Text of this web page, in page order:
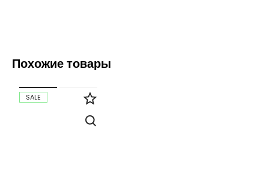
Похожие товары
SALE